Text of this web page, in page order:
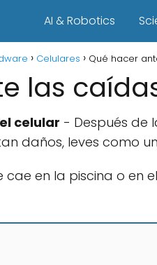
AI & Robotics
Celulares Qué hacer
las
celular - Después de
daños, leves como
cae en la piscina o en